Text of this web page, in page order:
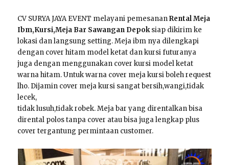
CV SURYA JAYA EVENT melayani pemesananRental Meja
Ibm,Kursi,Meja Bar Sawangan Depoksiap dikirim ke
lokasi dan langsung setting. Meja ibm nya dilengkapi
dengan cover hitam model ketat dan kursi futuranya
juga dengan menggunakan cover kursi model ketat
warna hitam. Untuk warna cover meja kursi boleh request
lho. Dijamin cover meja kursi sangat bersih,wangi,tidak
lecek,
tidak lusuh,tidak robek. Meja bar yang direntalkan bisa
dirental polos tanpa cover atau bisa juga lengkap plus
cover tergantung permintaan customer.